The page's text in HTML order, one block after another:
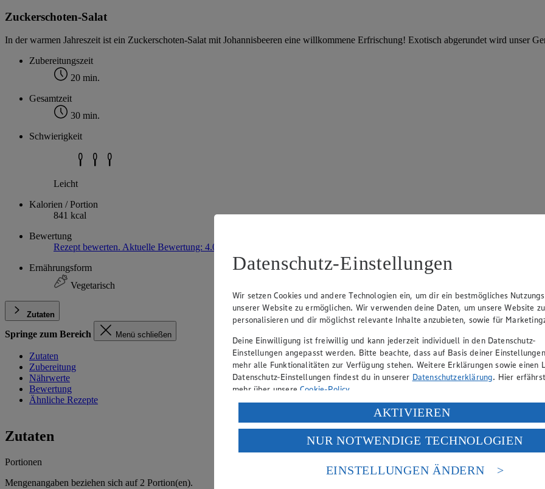
Zuckerschoten-Salat
In der warmen Jahreszeit ist ein Zuckerschoten-Salat mit Johannisbeeren eine willkommene Erfrischung! Exotisch abgerundet wird unser
Zubereitungszeit
20 min.
Gesamtzeit
30 min.
Schwierigkeit
Leicht
Kalorien / Portion
841 kcal
Bewertung
Rezept bewerten. Aktuelle Bewertung: 4.0
Ernährungsform
Vegetarisch
Zutaten
Springe zum Bereich Menü schließen
Zutaten
Zubereitung
Nährwerte
Bewertung
Ähnliche Rezepte
Zutaten
Portionen
Mengenangaben beziehen sich auf 2 Portion(en).
Datenschutz-Einstellungen
Wir setzen Cookies und andere Technologien ein, um dir ein bestmögliches
unserer Website zu ermöglichen. Wir verwenden deine Daten, um unsere Website zu
personalisieren und dir möglichst relevante Inhalte anzubieten, sowie für
Deine Einwilligung ist freiwillig und kann jederzeit individuell in den Datenschutz-
Einstellungen angepasst werden. Bitte beachte, dass auf Basis deiner
mehr alle Funktionalitäten zur Verfügung stehen. Weitere Erklärungen sowie einen
Datenschutz-Einstellungen findest du in unserer Datenschutzerklärung. Hier
mehr über unsereCookie-Policy.
Verarbeitung deiner personenbezogenen Daten in den USA durch Facebook und
Wenn du auf „Aktivieren“ klickst, willigst du im Sinne des Art. 49 Abs. 1 Satz 1 lit.
ein, dass deine Daten in den USA verarbeitet werden. Der EuGH sieht die USA als
einem nach europäischen Standards nicht angemessenen Datenschutzniveau an. Es
Risiko eines Zugriffs durch US-amerikanische Behörden.
AKTIVIEREN
NUR NOTWENDIGE TECHNOLOGIEN
EINSTELLUNGEN ÄNDERN